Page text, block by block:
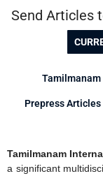
Send Articles
Prepress
Tamilmanam
a significant